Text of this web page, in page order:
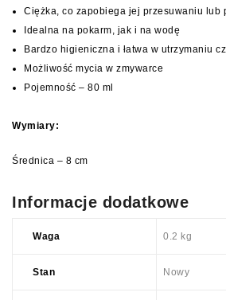
Ciężka, co zapobiega jej przesuwaniu lub
Idealna na pokarm, jak i na wodę
Bardzo higieniczna i łatwa w utrzymaniu
Możliwość mycia w zmywarce
Pojemność – 80 ml
Wymiary:
Średnica – 8 cm
Informacje dodatkowe
Waga 0.2 kg
Stan Nowy